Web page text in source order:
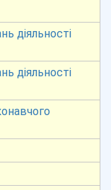
діяльності
діяльності